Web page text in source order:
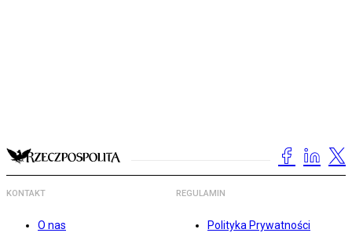
KONTAKT
O nas
REGULAMIN
Polityka Prywatności